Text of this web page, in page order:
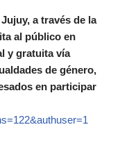
a través de la
al público en
y gratuita vía
de género,
en participar